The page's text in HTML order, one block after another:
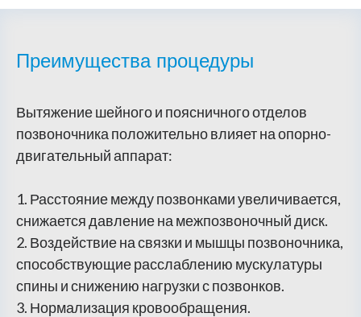
Преимущества процедуры
Вытяжение шейного и поясничного отделов
позвоночника положительно влияет на опорно-
двигательный аппарат:
1. Расстояние между позвонками увеличивается,
снижается давление на межпозвоночный диск.
2. Воздействие на связки и мышцы позвоночника,
способствующие расслаблению мускулатуры
спины и снижению нагрузки с позвонков.
3. Нормализация кровообращения.